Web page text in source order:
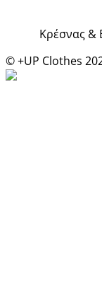
Κρέσνας &
© +UP Clothes